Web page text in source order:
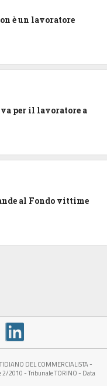
è un lavoratore
per il lavoratore a
al Fondo vittime
DEL COMMERCIALISTA -
2010 - Tribunale TORINO - Data